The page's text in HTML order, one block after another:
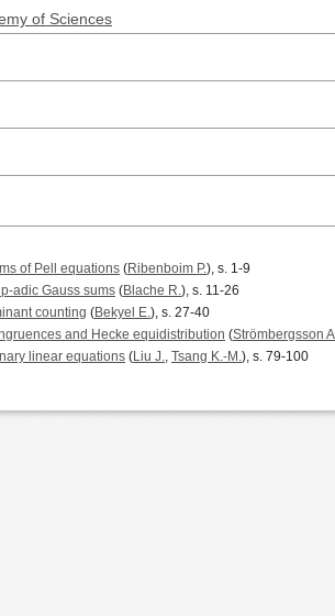
of Sciences
of Pell equations (Ribenboim P.), s. 1-9
adic Gauss sums (Blache R.), s. 11-26
counting (Bekyel E.), s. 27-40
and Hecke equidistribution (Strömbergsson
linear equations (Liu J., Tsang K.-M.), s. 79-100